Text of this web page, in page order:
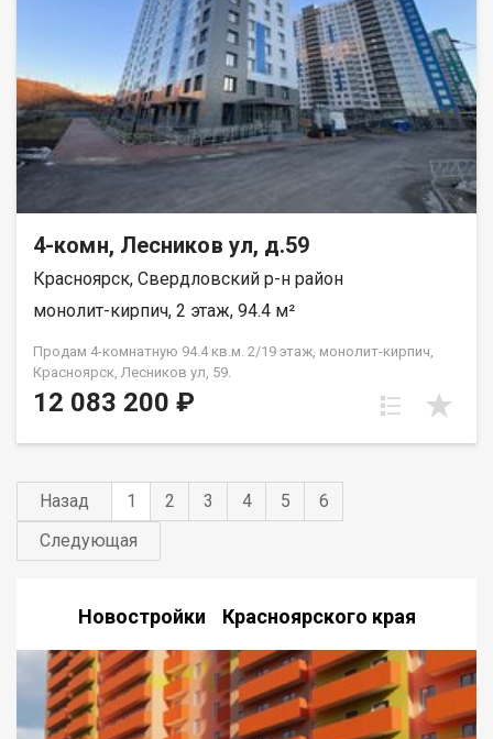
4-комн, Лесников ул, д.59
Красноярск, Свердловский р-н район
монолит-кирпич, 2 этаж, 94.4 м²
Продам 4-комнатную 94.4 кв.м. 2/19 этаж, монолит-кирпич,
Красноярск, Лесников ул, 59.
12 083 200 ₽
Назад 1 2 3 4 5
6
Следующая
Новостройки Красноярского края